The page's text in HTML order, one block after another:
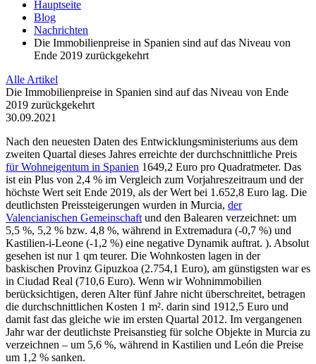
Hauptseite
Blog
Nachrichten
Die Immobilienpreise in Spanien sind auf das Niveau von
Ende 2019 zurückgekehrt
Alle Artikel
Die Immobilienpreise in Spanien sind auf das Niveau von Ende
2019 zurückgekehrt
30.09.2021
Nach den neuesten Daten des Entwicklungsministeriums aus dem
zweiten Quartal dieses Jahres erreichte der durchschnittliche Preis
für Wohneigentum in Spanien 1649,2 Euro pro Quadratmeter. Das
ist ein Plus von 2,4 % im Vergleich zum Vorjahreszeitraum und der
höchste Wert seit Ende 2019, als der Wert bei 1.652,8 Euro lag. Die
deutlichsten Preissteigerungen wurden in Murcia, der
Valencianischen Gemeinschaft und den Balearen verzeichnet: um
5,5 %, 5,2 % bzw. 4,8 %, während in Extremadura (-0,7 %) und
Kastilien-i-Leone (-1,2 %) eine negative Dynamik auftrat. ). Absolut
gesehen ist nur 1 qm teurer. Die Wohnkosten lagen in der
baskischen Provinz Gipuzkoa (2.754,1 Euro), am günstigsten war es
in Ciudad Real (710,6 Euro). Wenn wir Wohnimmobilien
berücksichtigen, deren Alter fünf Jahre nicht überschreitet, betragen
die durchschnittlichen Kosten 1 m². darin sind 1912,5 Euro und
damit fast das gleiche wie im ersten Quartal 2012. Im vergangenen
Jahr war der deutlichste Preisanstieg für solche Objekte in Murcia zu
verzeichnen – um 5,6 %, während in Kastilien und León die Preise
um 1,2 % sanken.